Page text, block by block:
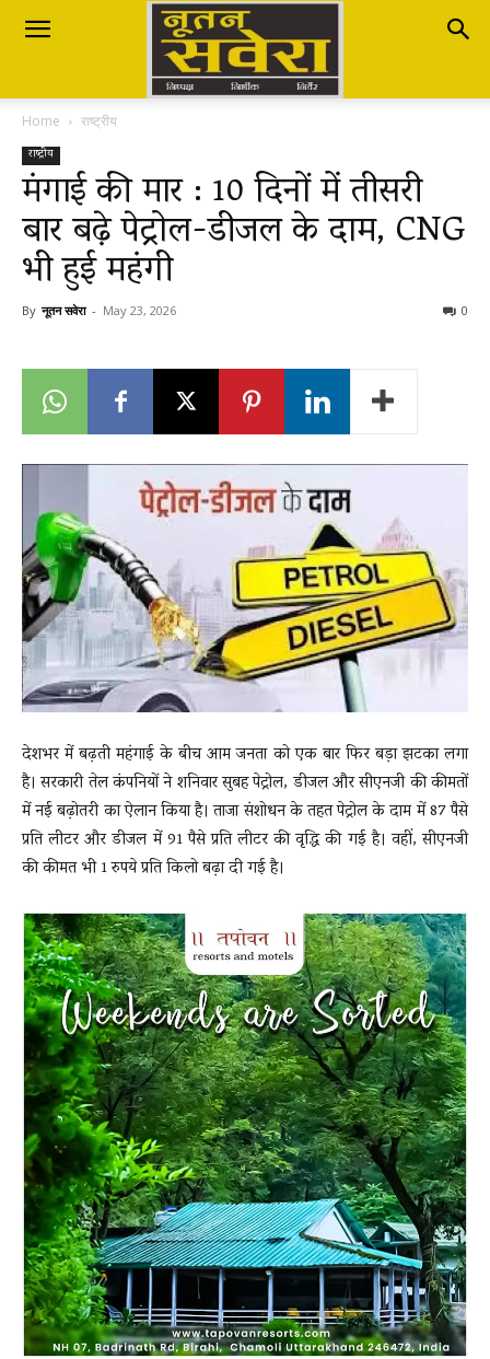
Nutan
Savera
नूतन
सवेरा
News
LIVE
Home राष्ट्रीय
राष्ट्रीय
मंगाई की मार : 10 दिनों में तीसरी
बार बढ़े पेट्रोल-डीजल के दाम, CNG
भी हुई महंगी
By नूतन सवेरा - May 23, 2026 0
देशभर में बढ़ती महंगाई के बीच आम जनता को एक बार फिर बड़ा झटका लगा
है। सरकारी तेल कंपनियों ने शनिवार सुबह पेट्रोल, डीजल और सीएनजी की कीमतों
में नई बढ़ोतरी का ऐलान किया है। ताजा संशोधन के तहत पेट्रोल के दाम में 87 पैसे
प्रति लीटर और डीजल में 91 पैसे प्रति लीटर की वृद्धि की गई है। वहीं, सीएनजी
की कीमत भी 1 रुपये प्रति किलो बढ़ा दी गई है।